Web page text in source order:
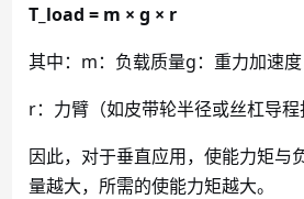
T_load = m × g × r
其中： m：负载质量g：重力加速度
r：力臂（如皮带轮半径或丝杠导程
因此，对于垂直应用，使能力矩与
量越大，所需的使能力矩越大。